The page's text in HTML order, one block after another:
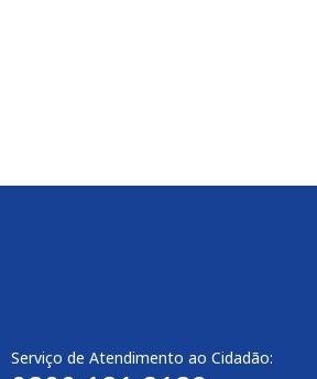
Serviço de Atendimento ao Cidadão: